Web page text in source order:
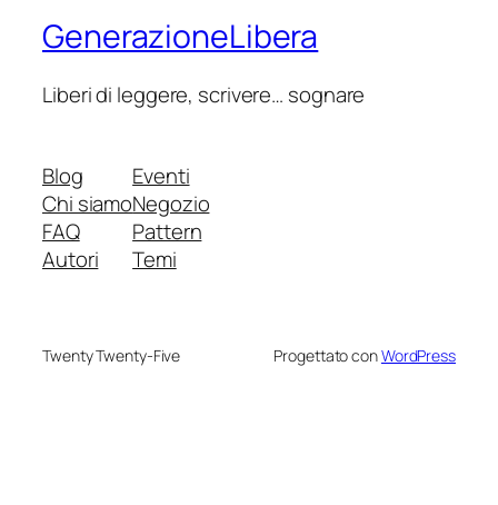
GenerazioneLibera
Liberi di leggere, scrivere… sognare
Blog
Chi siamo
FAQ
Autori
Eventi
Negozio
Pattern
Temi
Twenty Twenty-Five Progettato conWordPress